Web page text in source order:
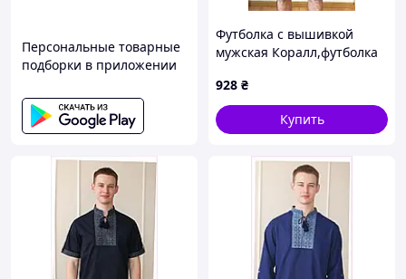
Персональные товарные
подборки в приложении
Футболка с вышивкой
мужская Коралл,футболка
вышиванка, футболка с
вышиванкой, футболка
вышитая M, Трикотаж
928 ₴
Купить